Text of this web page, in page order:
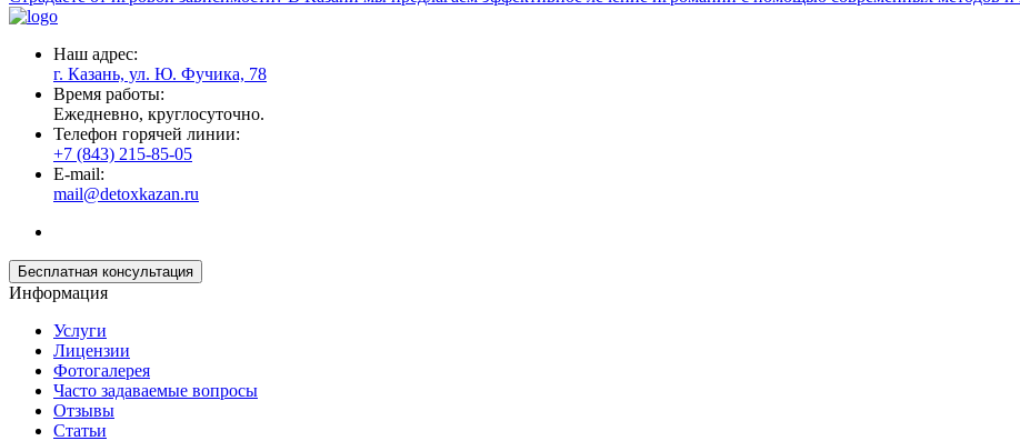
Наш адрес:
г. Казань, ул. Ю. Фучика, 78
Время работы:
Ежедневно, круглосуточно.
Телефон горячей линии:
+7 (843) 215-85-05
E-mail:
mail@detoxkazan.ru
Бесплатная консультация
Информация
Услуги
Лицензии
Фотогалерея
Часто задаваемые вопросы
Отзывы
Статьи